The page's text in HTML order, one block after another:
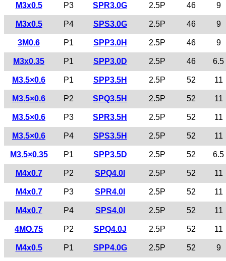
M3x0.5 P3 SPR3.0G 2.5P 46 9
M3x0.5 P4 SPS3.0G 2.5P 46 9
3M0.6 P1 SPP3.0H 2.5P 46 9
M3x0.35 P1 SPP3.0D 2.5P 46 6.5
M3.5×0.6 P1 SPP3.5H 2.5P 52 11
M3.5×0.6 P2 SPQ3.5H 2.5P 52 11
M3.5×0.6 P3 SPR3.5H 2.5P 52 11
M3.5×0.6 P4 SPS3.5H 2.5P 52 11
M3.5×0.35 P1 SPP3.5D 2.5P 52 6.5
M4x0.7 P2 SPQ4.0I 2.5P 52 11
M4x0.7 P3 SPR4.0I 2.5P 52 11
M4x0.7 P4 SPS4.0I 2.5P 52 11
4MO.75 P2 SPQ4.0J 2.5P 52 11
M4x0.5 P1 SPP4.0G 2.5P 52 9